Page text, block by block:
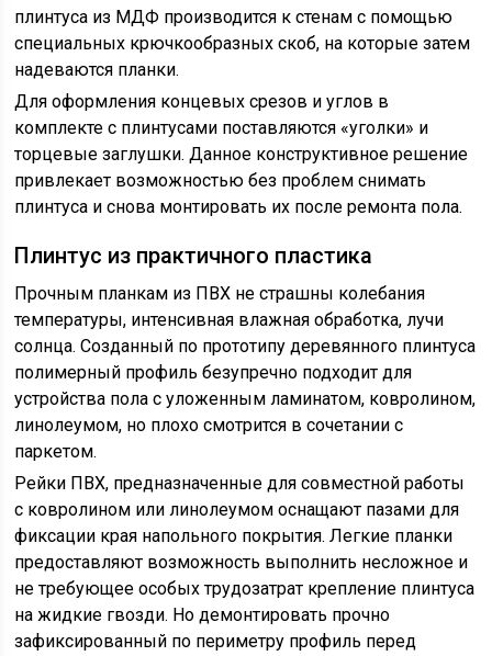
плинтуса из МДФ производится к стенам с помощью
специальных крючкообразных скоб, на которые затем
надеваются планки.
Для оформления концевых срезов и углов в
комплекте с плинтусами поставляются «уголки» и
торцевые заглушки. Данное конструктивное решение
привлекает возможностью без проблем снимать
плинтуса и снова монтировать их после ремонта пола.
Плинтус из практичного пластика
Прочным планкам из ПВХ не страшны колебания
температуры, интенсивная влажная обработка, лучи
солнца. Созданный по прототипу деревянного плинтуса
полимерный профиль безупречно подходит для
устройства пола с уложенным ламинатом, ковролином,
линолеумом, но плохо смотрится в сочетании с
паркетом.
Рейки ПВХ, предназначенные для совместной работы
с ковролином или линолеумом оснащают пазами для
фиксации края напольного покрытия. Легкие планки
предоставляют возможность выполнить несложное и
не требующее особых трудозатрат крепление плинтуса
на жидкие гвозди. Но демонтировать прочно
зафиксированный по периметру профиль перед